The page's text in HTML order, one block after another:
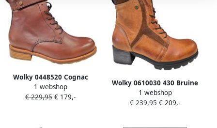
Wolky 0448520 Cognac
Leren Dames Veterboots
Cogna
1 webshop
€ 229,95 € 179,-
Wolky 0610030 430 Bruine
leren Dames Veterboots
Cogna
1 webshop
€ 239,95 € 209,-